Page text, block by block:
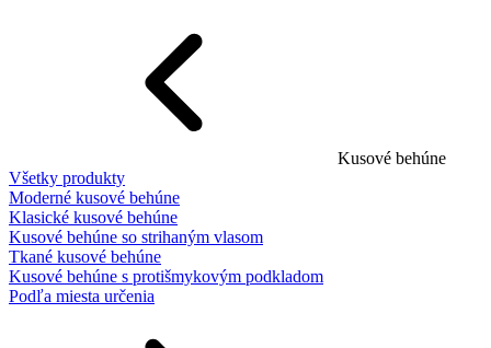
Kusové behúne
Všetky produkty
Moderné kusové behúne
Klasické kusové behúne
Kusové behúne so strihaným vlasom
Tkané kusové behúne
Kusové behúne s protišmykovým podkladom
Podľa miesta určenia